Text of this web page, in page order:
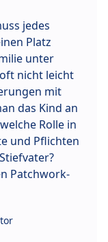
jedes
Platz
unter
nicht leicht
mit
das Kind an
Rolle in
und Pflichten
Patchwork-